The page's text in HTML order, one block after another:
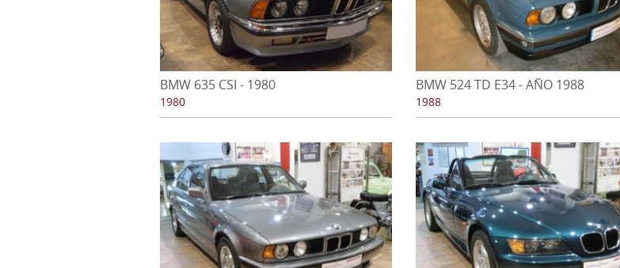
BMW 635 CSI - 1980
1980
BMW 524 TD E34 - AÑO 1988
1988